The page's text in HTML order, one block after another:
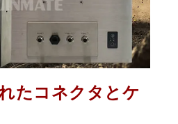
たコネクタとケ